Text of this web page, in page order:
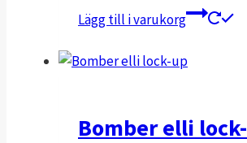
kan
Lägg till i varukorg
Bomber elli